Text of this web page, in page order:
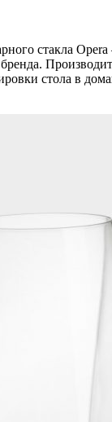
стакла
бренда.
стола в